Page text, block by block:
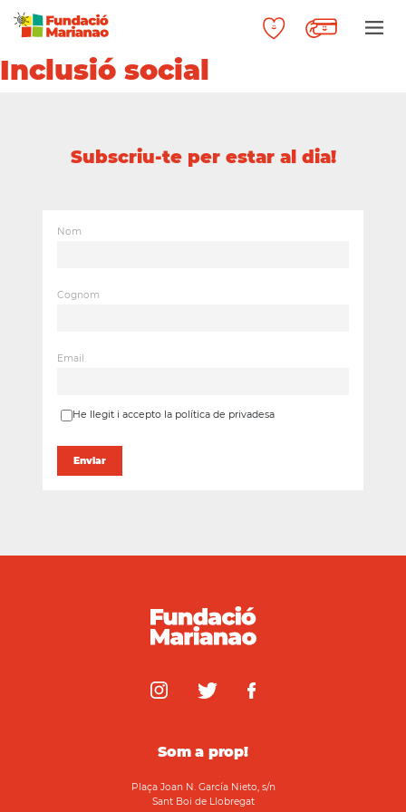
Inclusió social
Subscriu-te per estar al dia!
Nom
Cognom
Email
He llegit i accepto la política de privadesa
Som a prop!
Plaça Joan N. García Nieto, s/n
Sant Boi de Llobregat